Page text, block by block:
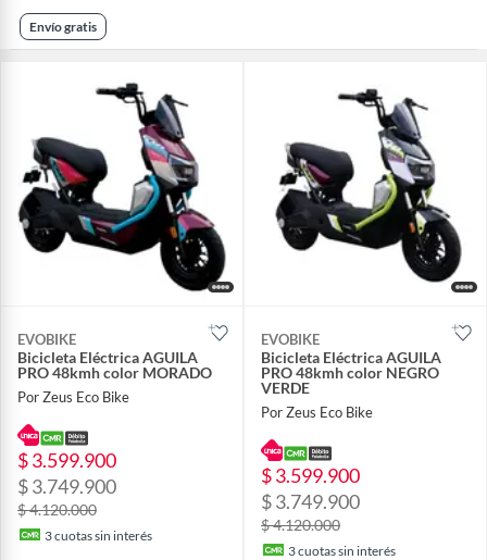
Envío gratis
EVOBIKE
Bicicleta Eléctrica AGUILA
PRO 48kmh color MORADO
Por Zeus Eco Bike
$ 3.599.900
$ 3.749.900
$ 4.120.000
3cuotas sin interés
EVOBIKE
Bicicleta Eléctrica AGUILA
PRO 48kmh color NEGRO
VERDE
Por Zeus Eco Bike
$ 3.599.900
$ 3.749.900
$ 4.120.000
3cuotas sin interés